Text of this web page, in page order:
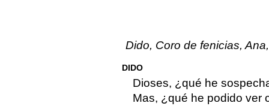
Dido, Coro de fenicias,
DIDO
Dioses, ¿qué he
Mas, ¿qué he podido ver